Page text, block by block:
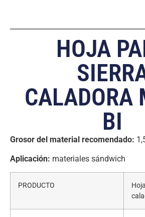
HOJA
CALADORA
BI
Grosor del material recomendado:
Aplicación: materiales sándwich
PRODUCTO